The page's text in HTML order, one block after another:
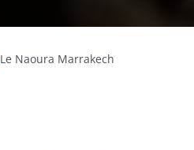
Le Naoura Marrakech